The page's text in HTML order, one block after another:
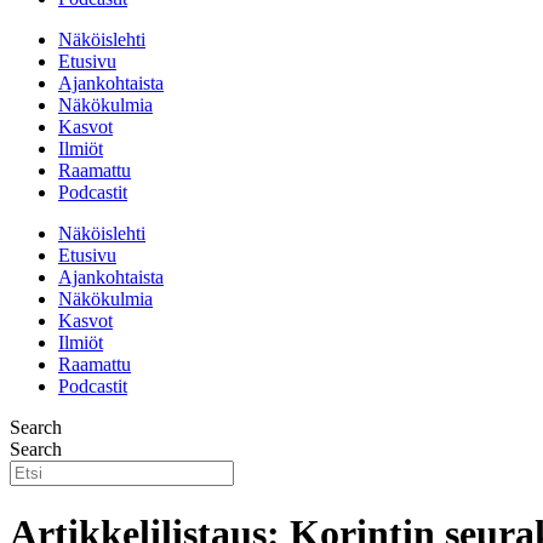
Näköislehti
Etusivu
Ajankohtaista
Näkökulmia
Kasvot
Ilmiöt
Raamattu
Podcastit
Näköislehti
Etusivu
Ajankohtaista
Näkökulmia
Kasvot
Ilmiöt
Raamattu
Podcastit
Search
Search
Artikkelilistaus: Korintin